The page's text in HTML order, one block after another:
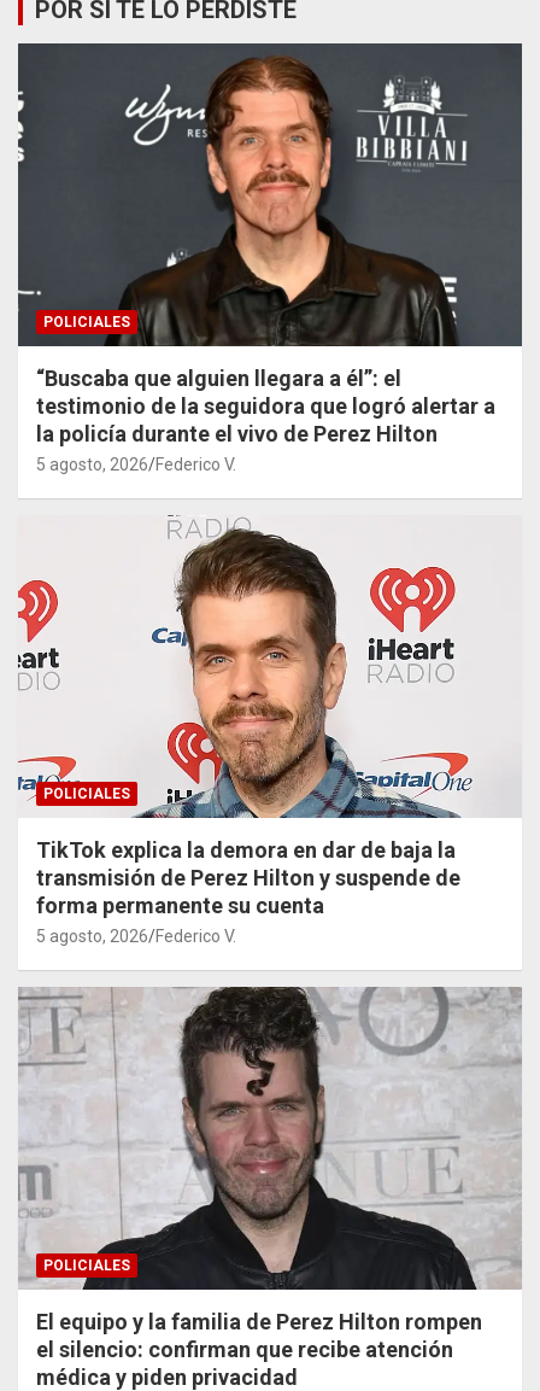
POR SI TE LO PERDISTE
POLICIALES
“Buscaba que alguien llegara a él”: el
testimonio de la seguidora que logró alertar a
la policía durante el vivo de Perez Hilton
5 agosto, 2026 Federico V.
POLICIALES
TikTok explica la demora en dar de baja la
transmisión de Perez Hilton y suspende de
forma permanente su cuenta
5 agosto, 2026 Federico V.
POLICIALES
El equipo y la familia de Perez Hilton rompen
el silencio: confirman que recibe atención
médica y piden privacidad